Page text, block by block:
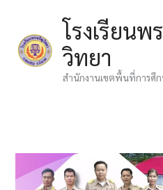
content
โรงเรียนพ
วิทยา
สำนักงานเขตพื้นที่การศึ